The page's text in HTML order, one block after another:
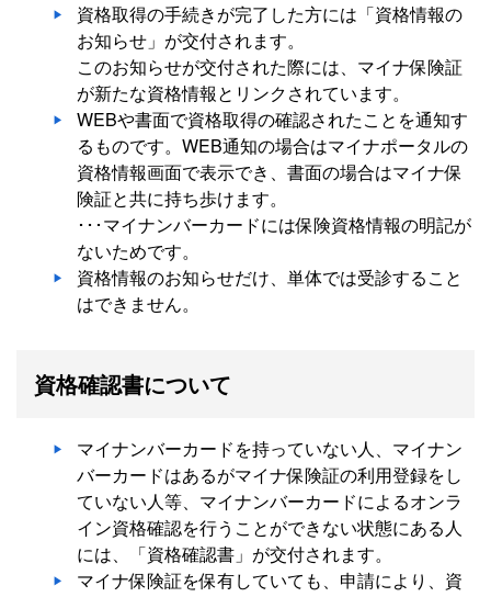
資格取得の手続きが完了した方には「資格情報の
お知らせ」が交付されます。
このお知らせが交付された際には、マイナ保険証
が新たな資格情報とリンクされています。
WEBや書面で資格取得の確認されたことを通知す
るものです。WEB通知の場合はマイナポータルの
資格情報画面で表示でき、書面の場合はマイナ保
険証と共に持ち歩けます。
･･･マイナンバーカードには保険資格情報の明記が
ないためです。
資格情報のお知らせだけ、単体では受診すること
はできません。
資格確認書について
マイナンバーカードを持っていない人、マイナン
バーカードはあるがマイナ保険証の利用登録をし
ていない人等、マイナンバーカードによるオンラ
イン資格確認を行うことができない状態にある人
には、「資格確認書」が交付されます。
マイナ保険証を保有していても、申請により、資